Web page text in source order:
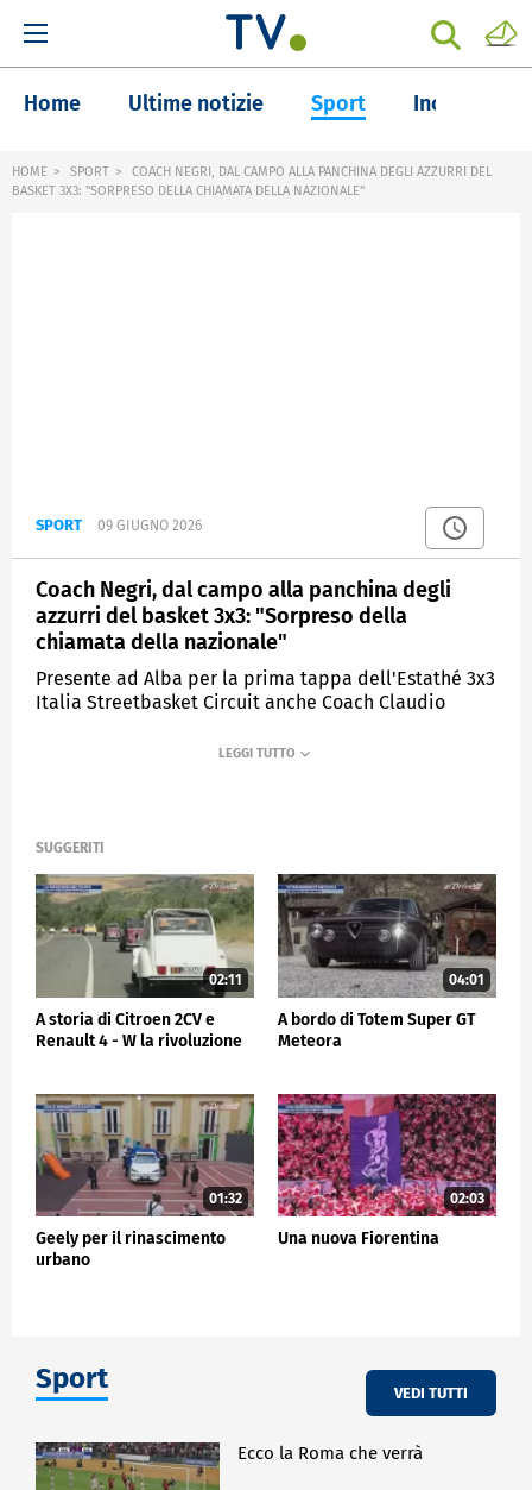
Home Ultime notizie Sport Inchieste
HOME SPORT
COACH NEGRI, DAL CAMPO ALLA PANCHINA DEGLI AZZURRI DEL
BASKET 3X3: "SORPRESO DELLA CHIAMATA DELLA NAZIONALE"
SPORT 09 GIUGNO 2026
Coach Negri, dal campo alla panchina degli
azzurri del basket 3x3: "Sorpreso della
chiamata della nazionale"
Presente ad Alba per la prima tappa dell'Estathé 3x3
Italia Streetbasket Circuit anche Coach Claudio
della selezione italiana.
SUGGERITI
02:11
A storia di Citroen 2CV e
Renault 4 - W la rivoluzione
04:01
A bordo di Totem Super GT
Meteora
01:32
Geely per il rinascimento
urbano
02:03
Una nuova Fiorentina
Sport VEDI TUTTI
Ecco la Roma che verrà